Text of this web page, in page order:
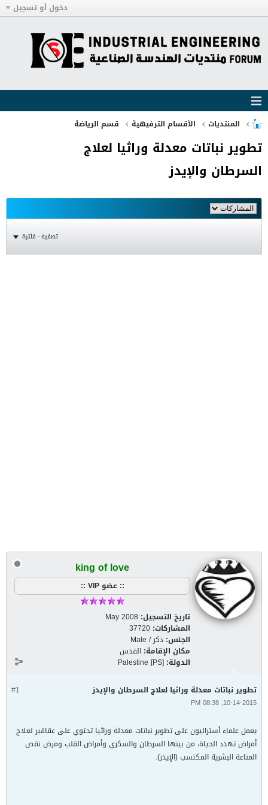
دخول أو تسجيل
المنتديات الأقسام الترفيهية قسم الرياضة
تطوير نباتات معدلة وراثيا لعلاج
السرطان والإيدز
تصفية - فلترة
king of love
:: عضو VIP ::
تاريخ التسجيل: May 2008
المشاركات: 37720
الجنس: ذكر / Male
مكان الإقامة: القدس
الدولة: Palestine [PS]
#1 تطوير نباتات معدلة وراثيا لعلاج السرطان والإيدز
10-14-2015, 08:38 PM
يعمل علماء أستراليون على تطوير نباتات معدلة وراثيا تحتوي على عقاقير لعلاج
أمراض تهدد الحياة، من بينها السرطان والسكري وأمراض القلب ومرض نقص
المناعة البشرية المكتسب (الإيدز).